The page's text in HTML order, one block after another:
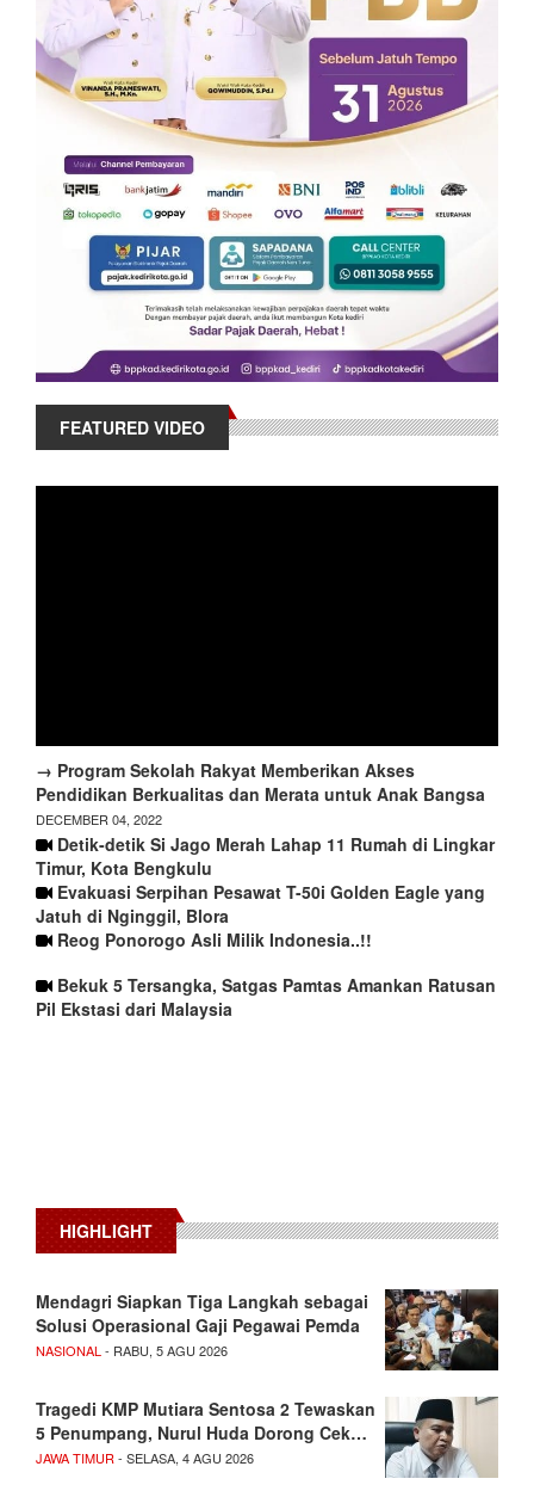
FEATURED VIDEO
→ Program Sekolah Rakyat Memberikan Akses
Pendidikan Berkualitas dan Merata untuk Anak Bangsa
DECEMBER 04, 2022
Detik-detik Si Jago Merah Lahap 11 Rumah di Lingkar
Timur, Kota Bengkulu
Evakuasi Serpihan Pesawat T-50i Golden Eagle yang
Jatuh di Nginggil, Blora
Reog Ponorogo Asli Milik Indonesia..!!
Bekuk 5 Tersangka, Satgas Pamtas Amankan Ratusan
Pil Ekstasi dari Malaysia
HIGHLIGHT
Mendagri Siapkan Tiga Langkah sebagai
Solusi Operasional Gaji Pegawai Pemda
NASIONAL - RABU, 5 AGU 2026
Tragedi KMP Mutiara Sentosa 2 Tewaskan
5 Penumpang, Nurul Huda Dorong Cek…
JAWA TIMUR - SELASA, 4 AGU 2026